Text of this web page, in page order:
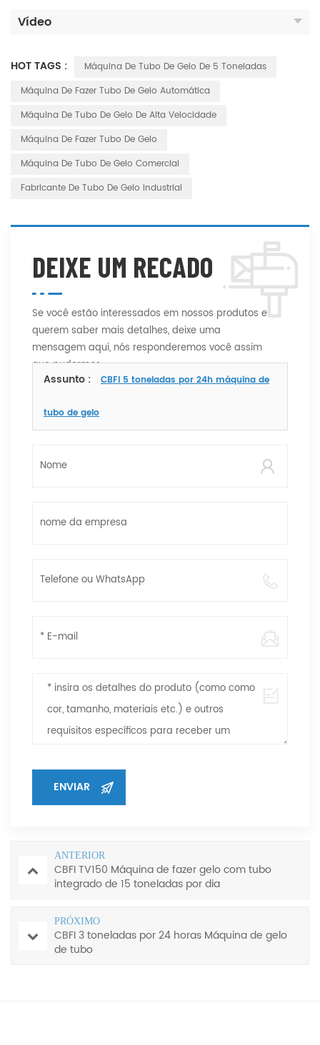
Vídeo
HOT TAGS :
Máquina De Tubo De Gelo De 5 Toneladas
Máquina De Fazer Tubo De Gelo Automática
Máquina De Tubo De Gelo De Alta Velocidade
Máquina De Fazer Tubo De Gelo
Máquina De Tubo De Gelo Comercial
Fabricante De Tubo De Gelo Industrial
DEIXE UM RECADO
Se você estão interessados ​​em nossos produtos e
querem saber mais detalhes, deixe uma
mensagem aqui, nós responderemos você assim
que pudermos.
Assunto : CBFI 5 toneladas por 24h máquina de
tubo de gelo
ANTERIOR
CBFI TV150 Máquina de fazer gelo com tubo
integrado de 15 toneladas por dia
PRÓXIMO
CBFI 3 toneladas por 24 horas Máquina de gelo
de tubo